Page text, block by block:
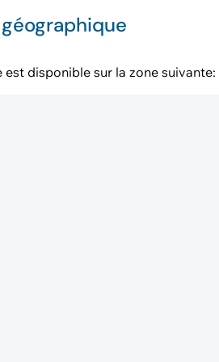
est disponible sur la zone suivante: